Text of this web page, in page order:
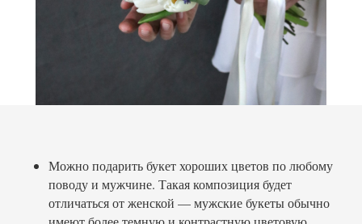
Можно подарить букет хороших цветов по любому
поводу и мужчине. Такая композиция будет
отличаться от женской — мужские букеты обычно